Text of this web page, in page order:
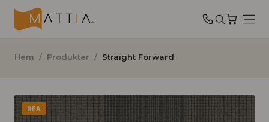
Hem / Produkter / Straight Forward
REA